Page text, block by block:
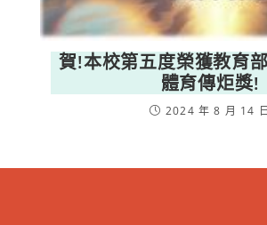
賀!本校第五度榮獲教育
體育傳炬獎!
2024 年 8 月 14 日